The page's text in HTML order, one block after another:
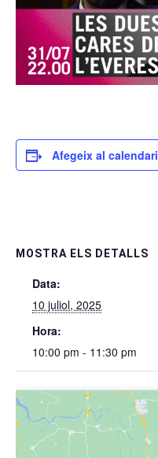
Afegeix al calendari
MOSTRA ELS DETALLS
Data:
10 juliol, 2025
Hora:
10:00 pm - 11:30 pm